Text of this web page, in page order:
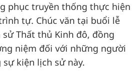
phục truyền thống thực hiện
tự. Chúc văn tại buổi lễ
Thất thủ Kinh đô, đồng
niệm đối với những người
kiện lịch sử này.